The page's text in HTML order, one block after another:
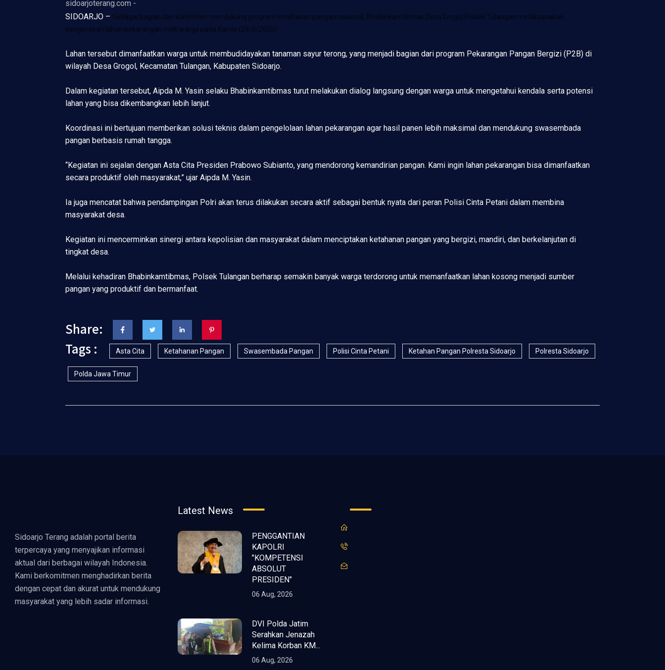
sidoarjoterang.com -
SIDOARJO – Sebagai bagian dari komitmen mendukung program ketahanan pangan nasional, Bhabinkamtibmas Desa Grogol Polsek Tulangan melaksanakan
pengecekan lahan pekarangan milik warga pada Kamis (29/5/2025).
Lahan tersebut dimanfaatkan warga untuk membudidayakan tanaman sayur terong, yang menjadi bagian dari program Pekarangan Pangan Bergizi (P2B) di
wilayah Desa Grogol, Kecamatan Tulangan, Kabupaten Sidoarjo.
Dalam kegiatan tersebut, Aipda M. Yasin selaku Bhabinkamtibmas turut melakukan dialog langsung dengan warga untuk mengetahui kendala serta potensi
lahan yang bisa dikembangkan lebih lanjut.
Koordinasi ini bertujuan memberikan solusi teknis dalam pengelolaan lahan pekarangan agar hasil panen lebih maksimal dan mendukung swasembada
pangan berbasis rumah tangga.
“Kegiatan ini sejalan dengan Asta Cita Presiden Prabowo Subianto, yang mendorong kemandirian pangan. Kami ingin lahan pekarangan bisa dimanfaatkan
secara produktif oleh masyarakat,” ujar Aipda M. Yasin.
Ia juga mencatat bahwa pendampingan Polri akan terus dilakukan secara aktif sebagai bentuk nyata dari peran Polisi Cinta Petani dalam membina
masyarakat desa.
Kegiatan ini mencerminkan sinergi antara kepolisian dan masyarakat dalam menciptakan ketahanan pangan yang bergizi, mandiri, dan berkelanjutan di
tingkat desa.
Melalui kehadiran Bhabinkamtibmas, Polsek Tulangan berharap semakin banyak warga terdorong untuk memanfaatkan lahan kosong menjadi sumber
pangan yang produktif dan bermanfaat.
Share:
Tags :
Asta Cita Ketahanan Pangan Swasembada Pangan Polisi Cinta Petani Ketahan Pangan Polresta Sidoarjo Polresta Sidoarjo
Polda Jawa Timur
Sidoarjo Terang adalah portal berita
terpercaya yang menyajikan informasi
aktual dari berbagai wilayah Indonesia.
Kami berkomitmen menghadirkan berita
dengan cepat dan akurat untuk mendukung
masyarakat yang lebih sadar informasi.
Latest News
PENGGANTIAN
KAPOLRI
"KOMPETENSI
ABSOLUT
PRESIDEN"
06 Aug, 2026
DVI Polda Jatim
Serahkan Jenazah
Kelima Korban KM...
06 Aug, 2026